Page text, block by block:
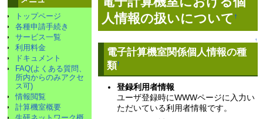
人情報の扱いについて†
↑
電子計算機室関係個人情報の種
類†
登録利用者情報
ユーザ登録時にWWWページに入力い
ただいている利用者情報です。
トップページ
各種申請手続き
サービス一覧
利用料金
ドキュメント
FAQ(よくある質問、
所内からのみアクセ
ス可)
情報閲覧
計算機室概要